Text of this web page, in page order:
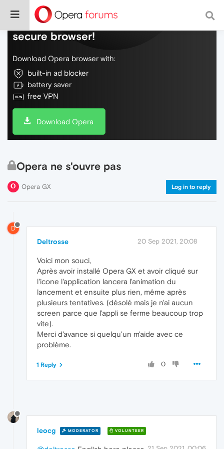
Do more on the web, with a fast and
secure browser!
Download Opera browser with:
built-in ad blocker
battery saver
free VPN
Download Opera
Opera ne s'ouvre pas
Opera GX Log in to reply
D
Deltrosse 20 Sep 2021, 20:08
Voici mon souci,
Après avoir installé Opera GX et avoir cliqué sur
l'icone l'application lancera l'animation du
lancement et ensuite plus rien, même après
plusieurs tentatives. (désolé mais je n'ai aucun
screen parce que l'appli se ferme beaucoup trop
vite).
Merci d'avance si quelqu'un m'aide avec ce
problème.
0
1 Reply
leocg MODERATOR VOLUNTEER